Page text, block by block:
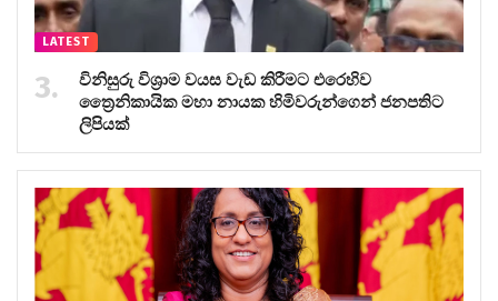
LATEST
විනිසුරු විශ්‍රාම වයස වැඩ කිරීමට එරෙහිව
ත්‍රෛනිකායික මහා නායක හිමිවරුන්ගෙන් ජනපතිට
ලිපියක්